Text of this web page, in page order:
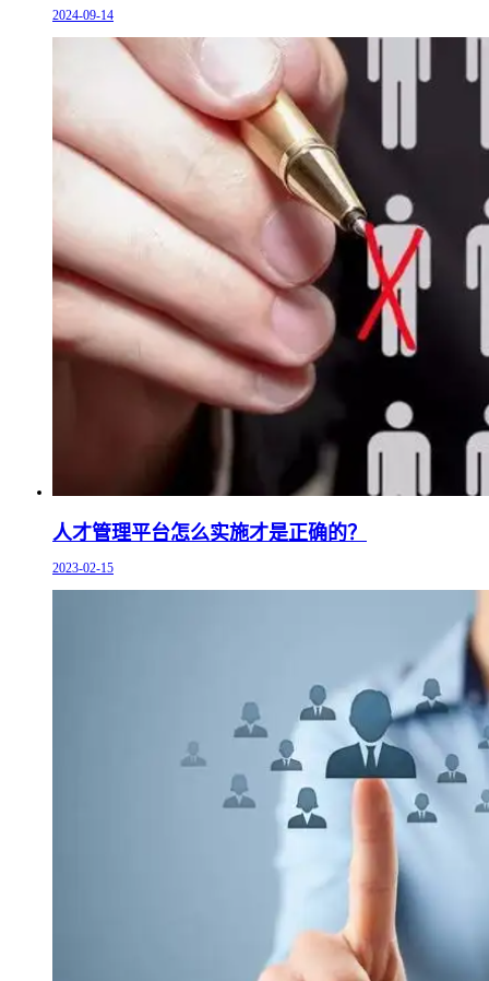
2024-09-14
人才管理平台怎么实施才是正确的？
2023-02-15